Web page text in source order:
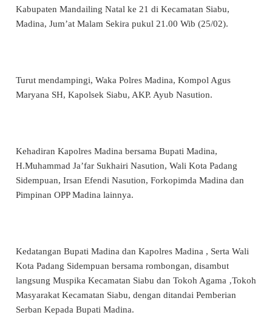
Kabupaten Mandailing Natal ke 21 di Kecamatan Siabu,
Madina, Jum’at Malam Sekira pukul 21.00 Wib (25/02).
Turut mendampingi, Waka Polres Madina, Kompol Agus
Maryana SH, Kapolsek Siabu, AKP. Ayub Nasution.
Kehadiran Kapolres Madina bersama Bupati Madina,
H.Muhammad Ja’far Sukhairi Nasution, Wali Kota Padang
Sidempuan, Irsan Efendi Nasution, Forkopimda Madina dan
Pimpinan OPP Madina lainnya.
Kedatangan Bupati Madina dan Kapolres Madina , Serta Wali
Kota Padang Sidempuan bersama rombongan, disambut
langsung Muspika Kecamatan Siabu dan Tokoh Agama ‚Tokoh
Masyarakat Kecamatan Siabu, dengan ditandai Pemberian
Serban Kepada Bupati Madina.